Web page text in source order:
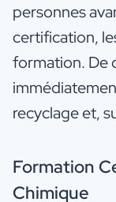
personnes
certification,
formation. De
recyclage et,
Formation
Chimique